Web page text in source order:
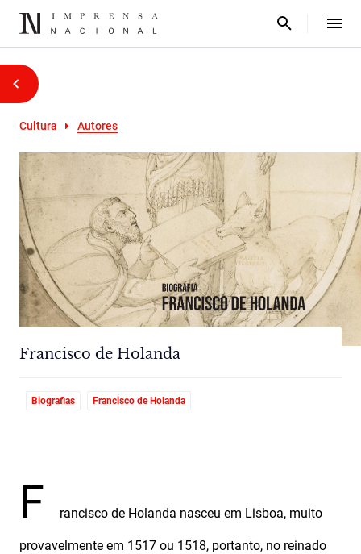
Cultura Autores
Francisco de Holanda
Biografias Francisco de Holanda
F rancisco de Holanda nasceu em Lisboa, muito
provavelmente em 1517 ou 1518, portanto, no reinado